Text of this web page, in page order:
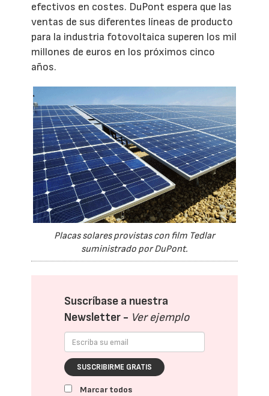
efectivos en costes. DuPont espera que las
ventas de sus diferentes líneas de producto
para la industria fotovoltaica superen los mil
millones de euros en los próximos cinco
años.
Placas solares provistas con film Tedlar
suministrado por DuPont.
Suscríbase a nuestra
Newsletter - Ver ejemplo
SUSCRIBIRME GRATIS
Marcar todos